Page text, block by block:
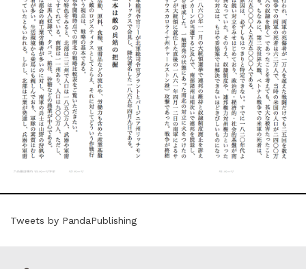
Tweets by PandaPublishing